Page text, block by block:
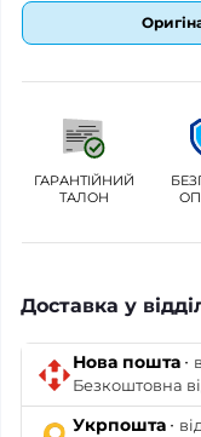
ГАРАНТІЙНИЙ
ТАЛОН
Доставка у
Нова пошта ·
Безкоштовна
Укрпошта ·